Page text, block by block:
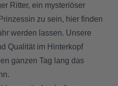
Ritter, ein mysteriöser
zu sein, hier finden
werden lassen. Unsere
Qualität im Hinterkopf
ganzen Tag lang das